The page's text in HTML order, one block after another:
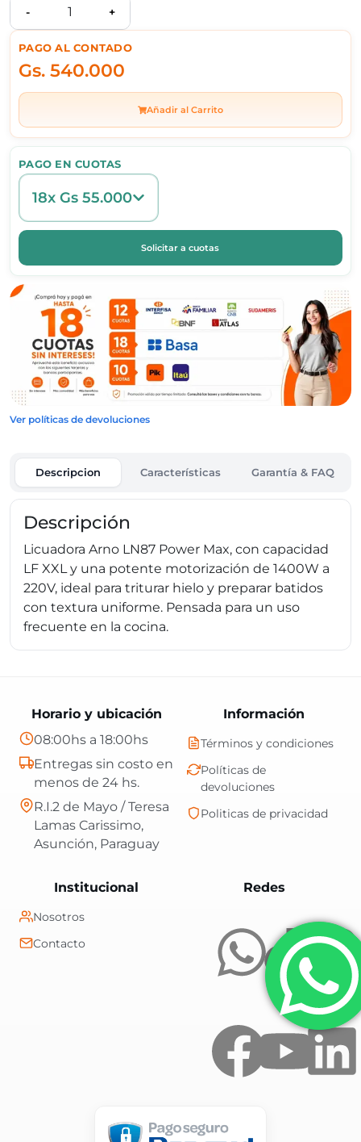
PAGO AL CONTADO
Gs. 540.000
Añadir al Carrito
PAGO EN CUOTAS
18x Gs 55.000
Solicitar a cuotas
- 1 +
Ver políticas de devoluciones
Descripcion Características Garantía & FAQ
Descripción
Licuadora Arno LN87 Power Max, con capacidad
LF XXL y una potente motorización de 1400W a
220V, ideal para triturar hielo y preparar batidos
con textura uniforme. Pensada para un uso
frecuente en la cocina.
RedesCentral Shop es
Información
Términos y condiciones
Políticas de
devoluciones
Politicas de privacidad
Institucional
Nosotros
Contacto
Horario y ubicación
08:00hs a 18:00hs
Entregas sin costo en
menos de 24 hs.
R.I.2 de Mayo / Teresa
Lamas Carissimo,
Asunción, Paraguay